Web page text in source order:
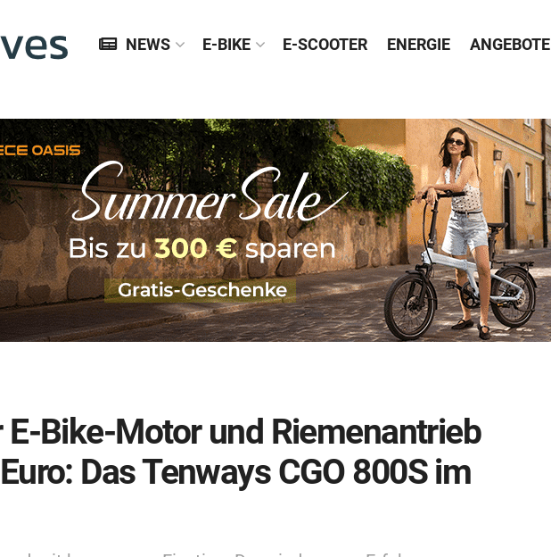
NEWS E-BIKE E-SCOOTER ENERGIE ANGEBOTE
Bike-Motor und Riemenantrieb
Das Tenways CGO 800S im